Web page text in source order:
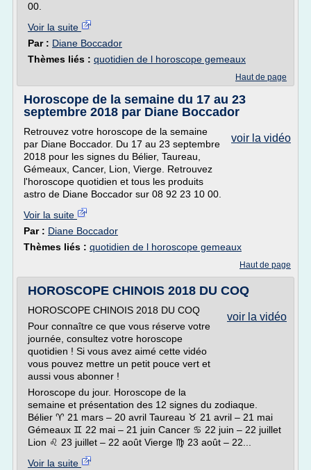
00.
Voir la suite
Par : Diane Boccador
Thèmes liés : quotidien de l horoscope gemeaux
Haut de page
Horoscope de la semaine du 17 au 23
septembre 2018 par Diane Boccador
voir la vidéo
Retrouvez votre horoscope de la semaine
par Diane Boccador. Du 17 au 23 septembre
2018 pour les signes du Bélier, Taureau,
Gémeaux, Cancer, Lion, Vierge. Retrouvez
l'horoscope quotidien et tous les produits
astro de Diane Boccador sur 08 92 23 10 00.
Voir la suite
Par : Diane Boccador
Thèmes liés : quotidien de l horoscope gemeaux
Haut de page
HOROSCOPE CHINOIS 2018 DU COQ
voir la vidéo
HOROSCOPE CHINOIS 2018 DU COQ
Pour connaître ce que vous réserve votre
journée, consultez votre horoscope
quotidien ! Si vous avez aimé cette vidéo
vous pouvez mettre un petit pouce vert et
aussi vous abonner !
Horoscope du jour. Horoscope de la
semaine et présentation des 12 signes du zodiaque.
Bélier ♈ 21 mars – 20 avril Taureau ♉ 21 avril – 21 mai
Gémeaux ♊ 22 mai – 21 juin Cancer ♋ 22 juin – 22 juillet
Lion ♌ 23 juillet – 22 août Vierge ♍ 23 août – 22...
Voir la suite